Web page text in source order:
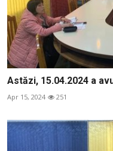
Astăzi, 15.04.2024 a
Apr 15, 2024 251